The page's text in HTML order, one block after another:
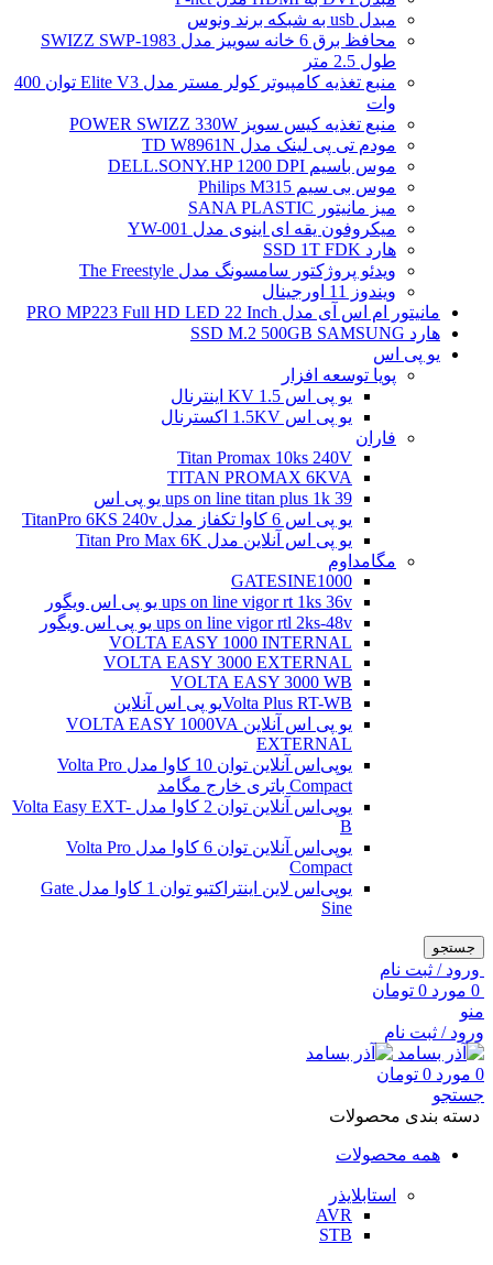
مبدل usb به شبکه برند ونوس
محافظ برق 6 خانه سوییز مدل SWIZZ SWP-1983
طول 2.5 متر
منبع تغذیه کامپیوتر کولر مستر مدل Elite V3 توان 400
وات
منبع تغذیه کیس سویز POWER SWIZZ 330W
مودم تی پی لینک مدل TD W8961N
موس باسیم DELL.SONY.HP 1200 DPI
موس بی سیم Philips M315
میز مانیتور SANA PLASTIC
میکروفون یقه ای اینوی مدل YW-001
هارد SSD 1T FDK
ویدئو پروژکتور سامسونگ مدل The Freestyle
ویندوز 11 اورجینال
مانیتور ام اس آی مدل PRO MP223 Full HD LED 22 Inch
هارد SSD M.2 500GB SAMSUNG
یو پی اس
پویا توسعه افزار
یو پی اس 1.5 KV اینترنال
یو پی اس 1.5KV اکسترنال
فاران
Titan Promax 10ks 240V
TITAN PROMAX 6KVA
ups on line titan plus 1k 39 یو پی اس
یو پی اس 6 کاوا تکفاز مدل TitanPro 6KS 240v
یو پی اس آنلاین مدل Titan Pro Max 6K
مگامداوم
GATESINE1000
ups on line vigor rt 1ks 36v یو پی اس ویگور
ups on line vigor rtl 2ks-48v یو پی اس ویگور
VOLTA EASY 1000 INTERNAL
VOLTA EASY 3000 EXTERNAL
VOLTA EASY 3000 WB
Volta Plus RT-WBیو پی اس آنلاین
یو پی اس آنلاین VOLTA EASY 1000VA
EXTERNAL
یو‌پی‌اس آنلاین توان 10 کاوا مدل Volta Pro
Compact باتری خارج مگامد
یو‌پی‌اس آنلاین توان 2 کاوا مدل Volta Easy EXT-
B
یو‌پی‌اس آنلاین توان 6 کاوا مدل Volta Pro
Compact
یو‌پی‌اس لاین اینتراکتیو توان 1 کاوا مدل Gate
Sine
جستجو
ورود / ثبت نام
0 مورد 0 تومان
منو
ورود / ثبت نام
0 مورد 0 تومان
جستجو
دسته بندی محصولات
همه محصولات
استابلایذر
AVR
STB